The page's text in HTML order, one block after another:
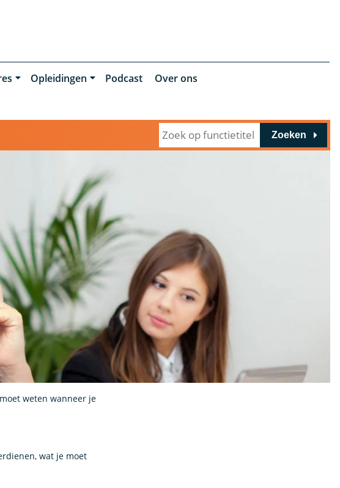
Opleidingen Podcast
Over ons
Zoeken
weten wanneer je
wat je moet